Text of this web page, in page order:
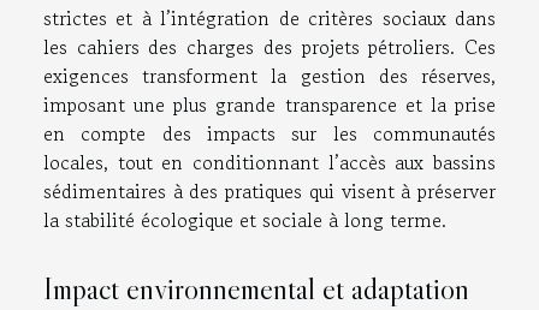
strictes et à l’intégration de critères sociaux dans
les cahiers des charges des projets pétroliers. Ces
exigences transforment la gestion des réserves,
imposant une plus grande transparence et la prise
en compte des impacts sur les communautés
locales, tout en conditionnant l’accès aux bassins
sédimentaires à des pratiques qui visent à préserver
la stabilité écologique et sociale à long terme.
Impact environnemental et adaptation